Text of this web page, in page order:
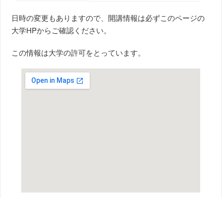
日時の変更もありますので、開講情報は必ずこのページの
大学HPからご確認ください。
この情報は大学の許可をとっています。